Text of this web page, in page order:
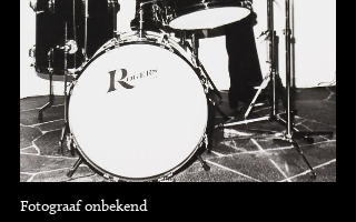
Fotograaf onbekend